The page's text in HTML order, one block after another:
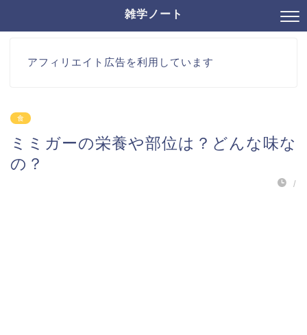
雑学ノート
アフィリエイト広告を利用しています
食
ミミガーの栄養や部位は？どんな味な
の？
/